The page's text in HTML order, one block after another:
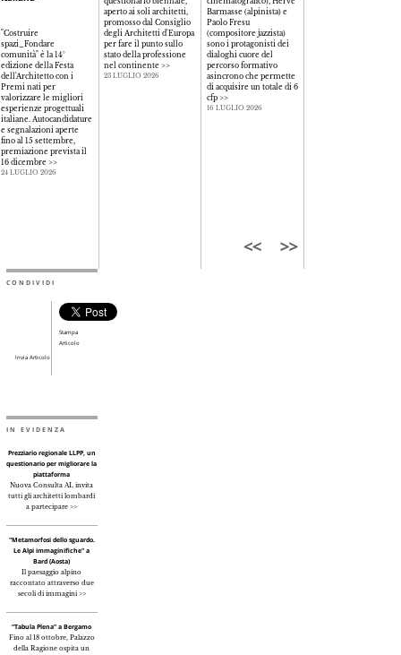
"Costruire
spazi_Fondare
comunità" è la 14°
edizione della Festa
dell'Architetto con i
Premi nati per
valorizzare le migliori
esperienze progettuali
italiane. Autocandidature
e segnalazioni aperte
fino al 15 settembre,
premiazione prevista il
16 dicembre >>
24 LUGLIO 2026
aperto ai soli architetti,
promosso dal Consiglio
degli Architetti d'Europa
per fare il punto sullo
stato della professione
nel continente>>
23 LUGLIO 2026
Barmasse (alpinista) e
Paolo Fresu
(compositore jazzista)
sono i protagonisti dei
dialoghi cuore del
percorso formativo
asincrono che permette
di acquisire un totale di 6
cfp>>
16 LUGLIO 2026
CONDIVIDI
Stampa
Articolo
Invia Articolo
IN EVIDENZA
Prezziario regionale LLPP, un
questionario per migliorare la
piattaforma
Nuova Consulta AL invita
tutti gli architetti lombardi
a partecipare >>
"Metamorfosi dello sguardo.
Le Alpi immaginifiche" a
Bard (Aosta)
Il paesaggio alpino
raccontato attraverso due
secoli di immagini >>
“Tabula Plena” a Bergamo
Fino al 18 ottobre, Palazzo
della Ragione ospita un